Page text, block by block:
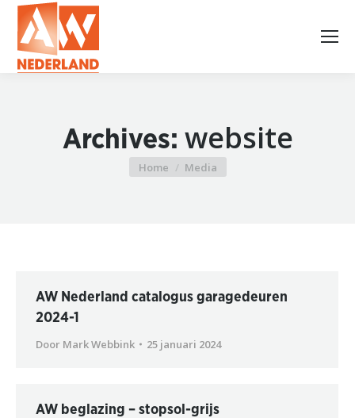
Archives: website
Je bent hier:
Home Media
AW Nederland catalogus garagedeuren
2024-1
Door Mark Webbink 25 januari 2024
AW beglazing – stopsol-grijs